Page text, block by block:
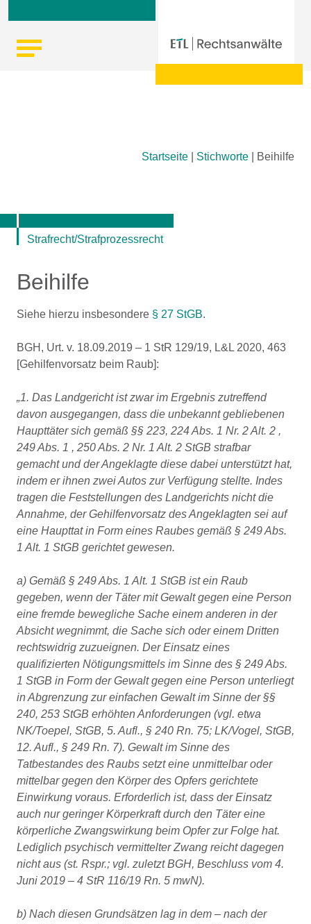
Startseite Stichworte Beihilfe
Strafrecht/Strafprozessrecht
Beihilfe
Siehe hierzu insbesondere § 27 StGB.
BGH, Urt. v. 18.09.2019 – 1 StR 129/19, L&L 2020, 463
[Gehilfenvorsatz beim Raub]:
„1. Das Landgericht ist zwar im Ergebnis zutreffend
davon ausgegangen, dass die unbekannt gebliebenen
Haupttäter sich gemäß §§ 223, 224 Abs. 1 Nr. 2 Alt. 2 ,
249 Abs. 1 , 250 Abs. 2 Nr. 1 Alt. 2 StGB strafbar
gemacht und der Angeklagte diese dabei unterstützt hat,
indem er ihnen zwei Autos zur Verfügung stellte. Indes
tragen die Feststellungen des Landgerichts nicht die
Annahme, der Gehilfenvorsatz des Angeklagten sei auf
eine Haupttat in Form eines Raubes gemäß § 249 Abs.
1 Alt. 1 StGB gerichtet gewesen.
a) Gemäß § 249 Abs. 1 Alt. 1 StGB ist ein Raub
gegeben, wenn der Täter mit Gewalt gegen eine Person
eine fremde bewegliche Sache einem anderen in der
Absicht wegnimmt, die Sache sich oder einem Dritten
rechtswidrig zuzueignen. Der Einsatz eines
qualifizierten Nötigungsmittels im Sinne des § 249 Abs.
1 StGB in Form der Gewalt gegen eine Person unterliegt
in Abgrenzung zur einfachen Gewalt im Sinne der §§
240, 253 StGB erhöhten Anforderungen (vgl. etwa
NK/Toepel, StGB, 5. Aufl., § 240 Rn. 75; LK/Vogel, StGB,
12. Aufl., § 249 Rn. 7). Gewalt im Sinne des
Tatbestandes des Raubs setzt eine unmittelbar oder
mittelbar gegen den Körper des Opfers gerichtete
Einwirkung voraus. Erforderlich ist, dass der Einsatz
auch nur geringer Körperkraft durch den Täter eine
körperliche Zwangswirkung beim Opfer zur Folge hat.
Lediglich psychisch vermittelter Zwang reicht dagegen
nicht aus (st. Rspr.; vgl. zuletzt BGH, Beschluss vom 4.
Juni 2019 – 4 StR 116/19 Rn. 5 mwN).
b) Nach diesen Grundsätzen lag in dem – nach der